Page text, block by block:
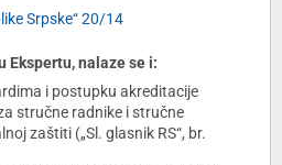
Srpske“ 20/14
Ekspertu, nalaze se i:
i postupku akreditacije
stručne radnike i stručne
zaštiti („Sl. glasnik RS“, br.